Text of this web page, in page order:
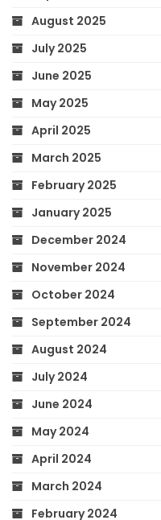
August 2025
July 2025
June 2025
May 2025
April 2025
March 2025
February 2025
January 2025
December 2024
November 2024
October 2024
September 2024
August 2024
July 2024
June 2024
May 2024
April 2024
March 2024
February 2024